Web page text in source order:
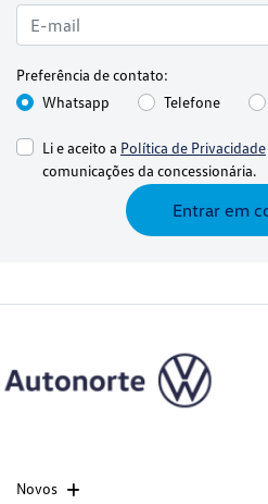
Preferência de contato:
Whatsapp
Telefone
Li e aceito a Política de Privacidade
comunicações da concessionária.
Entrar em
Novos